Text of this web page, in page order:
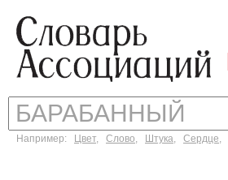
Например: Цвет, Слово, Штука, Сердце,